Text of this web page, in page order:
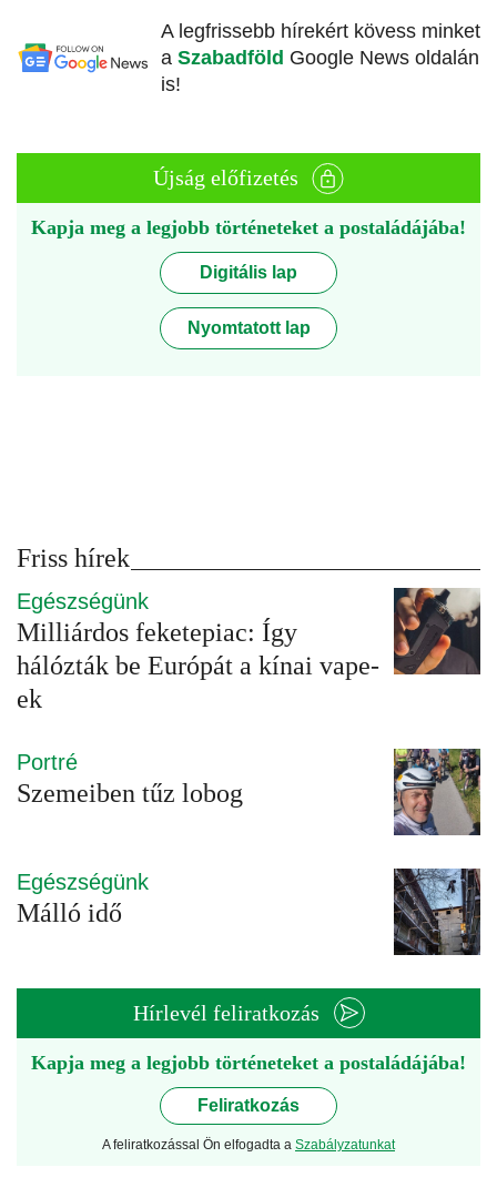
A legfrissebb hírekért kövess minket
a Szabadföld Google News oldalán
is!
Újság előfizetés
Kapja meg a legjobb történeteket a postaládájába!
Digitális lap
Nyomtatott lap
Friss hírek
Egészségünk
Milliárdos feketepiac: Így
hálózták be Európát a kínai vape-
ek
Portré
Szemeiben tűz lobog
Egészségünk
Málló idő
Hírlevél feliratkozás
Kapja meg a legjobb történeteket a postaládájába!
Feliratkozás
A feliratkozással Ön elfogadta a Szabályzatunkat